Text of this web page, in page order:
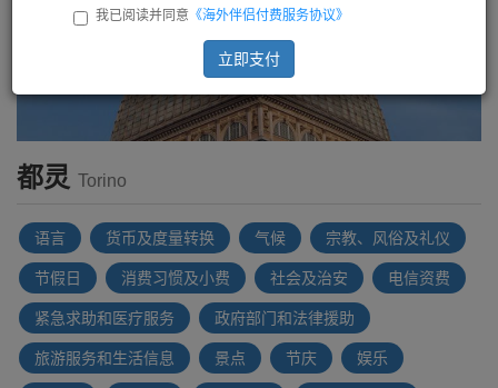
￥73.2
我已阅读并同意 《海外伴侣付费服务协议》
立即支付
都灵 Torino
语言 货币及度量转换 气候 宗教、风俗及礼仪
节假日 消费习惯及小费 社会及治安 电信资费
紧急求助和医疗服务 政府部门和法律援助
旅游服务和生活信息 景点 节庆 娱乐